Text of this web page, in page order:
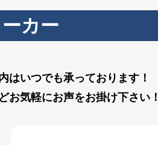
カー
はいつでも承っております！
お気軽にお声をお掛け下さい！